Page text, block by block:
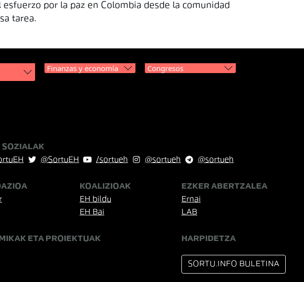
por la paz en Colombia desde la comunidad
tarea.
Finanzas y economía Congresos
SOZIALAK
@SortuEH /sortueh @sortueh @sortueh
KOALIZIOAK
EH bildu
EH Bai
EZKER ABERTZALEA
Ernai
LAB
ETA PROIEKTUAK
HARPIDETZA
SORTU.INFO BULETINA